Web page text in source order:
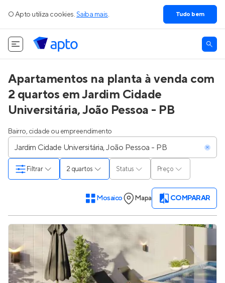
O Apto utiliza cookies. Saiba mais. Tudo bem
Apartamentos na planta à venda com
2 quartos em Jardim Cidade
Universitária, João Pessoa - PB
Bairro, cidade ou empreendimento
2 quartos Status Preço
Filtrar
Mosaico Mapa COMPARAR